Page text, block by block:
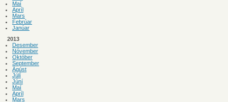
Maí
Apríl
Mars
Febrúar
Janúar
2013
Desember
Nóvember
Október
September
Ágúst
Júlí
Júní
Maí
Apríl
Mars